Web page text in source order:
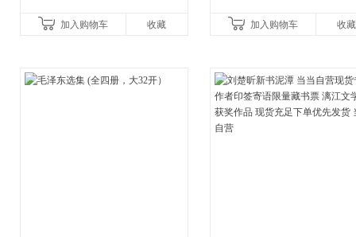
加入购物车 收藏 加入购物车 收藏